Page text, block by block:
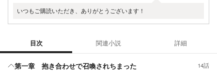
いつもご購読いただき、ありがとうございます！
目次 関連小説 詳細
第一章 抱き合わせで召喚されちまった 14話